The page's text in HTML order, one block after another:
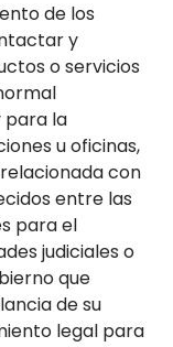
de los
y
o servicios
para la
u oficinas,
con
entre las
para el
judiciales o
que
de su
legal para